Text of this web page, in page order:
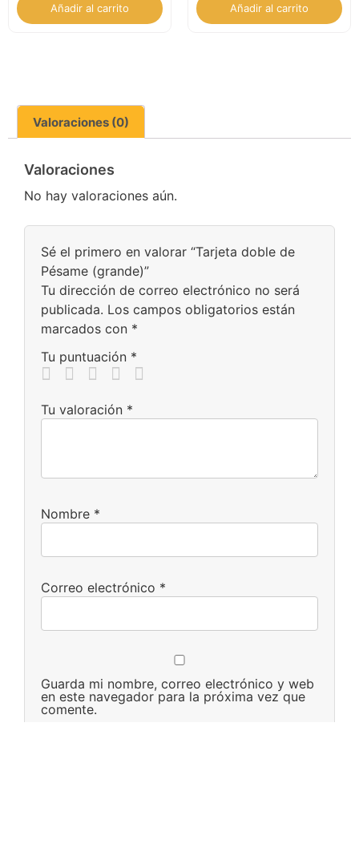
Añadir al carrito Añadir al carrito
Valoraciones (0)
Valoraciones
No hay valoraciones aún.
Sé el primero en valorar “Tarjeta doble de
Pésame (grande)”
Tu dirección de correo electrónico no será
publicada. Los campos obligatorios están
marcados con *
Tu puntuación *
Tu valoración *
Nombre *
Correo electrónico *
Guarda mi nombre, correo electrónico y web
en este navegador para la próxima vez que
comente.